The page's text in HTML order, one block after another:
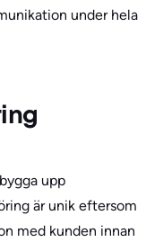
under hela
upp
är unik eftersom
med kunden innan